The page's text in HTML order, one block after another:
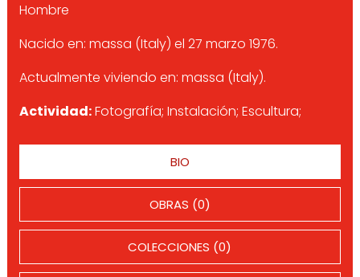
Hombre
Nacido en: massa (Italy) el 27 marzo 1976.
Actualmente viviendo en: massa (Italy).
Actividad:Fotografía; Instalación; Escultura;
BIO
OBRAS (0)
COLECCIONES (0)